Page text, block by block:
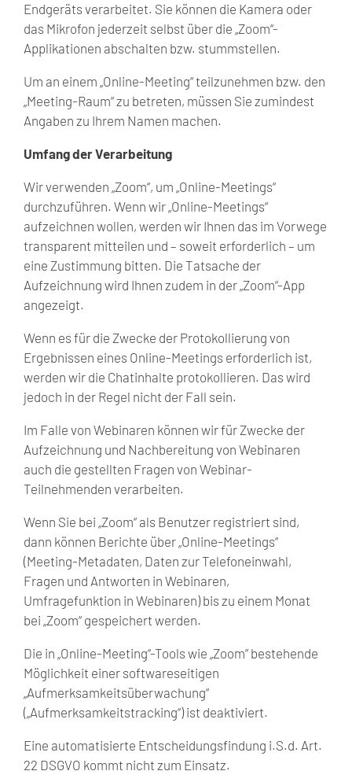
Endgeräts verarbeitet. Sie können die Kamera oder
das Mikrofon jederzeit selbst über die „Zoom“-
Applikationen abschalten bzw. stummstellen.
Um an einem „Online-Meeting“ teilzunehmen bzw. den
„Meeting-Raum“ zu betreten, müssen Sie zumindest
Angaben zu Ihrem Namen machen.
Umfang der Verarbeitung
Wir verwenden „Zoom“, um „Online-Meetings“
durchzuführen. Wenn wir „Online-Meetings“
aufzeichnen wollen, werden wir Ihnen das im Vorwege
transparent mitteilen und – soweit erforderlich – um
eine Zustimmung bitten. Die Tatsache der
Aufzeichnung wird Ihnen zudem in der „Zoom“-App
angezeigt.
Wenn es für die Zwecke der Protokollierung von
Ergebnissen eines Online-Meetings erforderlich ist,
werden wir die Chatinhalte protokollieren. Das wird
jedoch in der Regel nicht der Fall sein.
Im Falle von Webinaren können wir für Zwecke der
Aufzeichnung und Nachbereitung von Webinaren
auch die gestellten Fragen von Webinar-
Teilnehmenden verarbeiten.
Wenn Sie bei „Zoom“ als Benutzer registriert sind,
dann können Berichte über „Online-Meetings“
(Meeting-Metadaten, Daten zur Telefoneinwahl,
Fragen und Antworten in Webinaren,
Umfragefunktion in Webinaren) bis zu einem Monat
bei „Zoom“ gespeichert werden.
Die in „Online-Meeting“-Tools wie „Zoom” bestehende
Möglichkeit einer softwareseitigen
„Aufmerksamkeitsüberwachung“
(„Aufmerksamkeitstracking“) ist deaktiviert.
Eine automatisierte Entscheidungsfindung i.S.d. Art.
22 DSGVO kommt nicht zum Einsatz.